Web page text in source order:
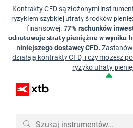
Kontrakty CFD są złożonymi
ryzykiem szybkiej utraty środków
finansowej.77% rachunków
odnotowuje straty pieniężne w wyniku
niniejszego dostawcy CFD.
działają kontrakty CFD, i czy możesz
ryzyko utraty